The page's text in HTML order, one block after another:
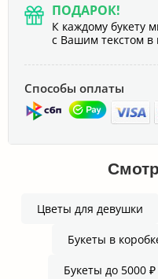
ПОДАРОК!
К каждому букету
с Вашим текстом в
Способы оплаты
Цветы для девушки
Букеты в
Букеты до 5000 ₽